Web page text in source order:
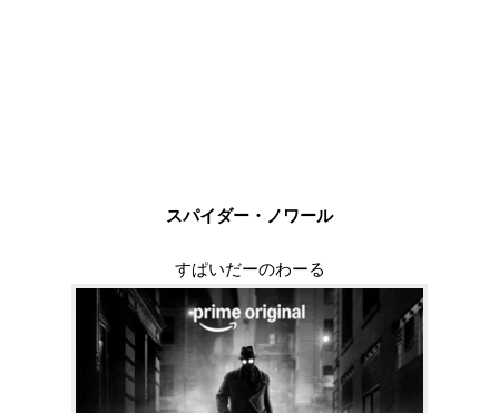
スパイダー・ノワール
すぱいだーのわーる